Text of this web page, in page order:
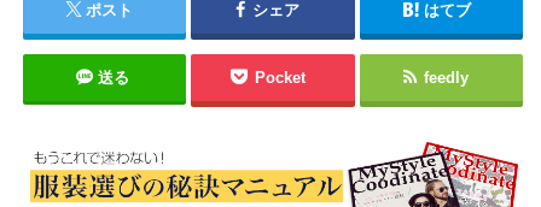
ポスト シェア はてブ
送る Pocket feedly